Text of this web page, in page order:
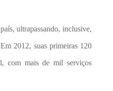
ultrapassando, inclusive,
2012, suas primeiras 120
com mais de mil serviços